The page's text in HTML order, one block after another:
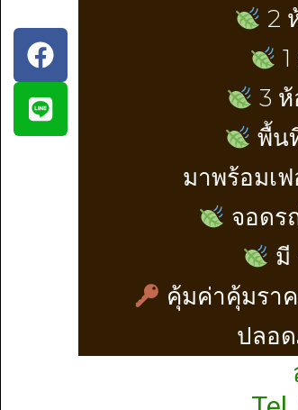
2
3
พื้น
มาพร้อมเ
จอดร
มี
คุ้มค่าคุ้มรา
ปลอ